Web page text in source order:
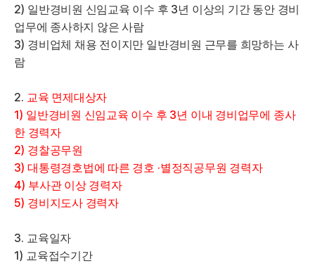
2) 일반경비원 신임교육 이수 후 3년 이상의 기간 동안 경비
업무에 종사하지 않은 사람
3) 경비업체 채용 전이지만 일반경비원 근무를 희망하는 사
람
2. 교육 면제대상자
1) 일반경비원 신임교육 이수 후 3년 이내 경비업무에 종사
한 경력자
2) 경찰공무원
3) 대통령경호법에 따른 경호 ·별정직공무원 경력자
4) 부사관 이상 경력자
5) 경비지도사 경력자
3. 교육일자
1) 교육접수기간